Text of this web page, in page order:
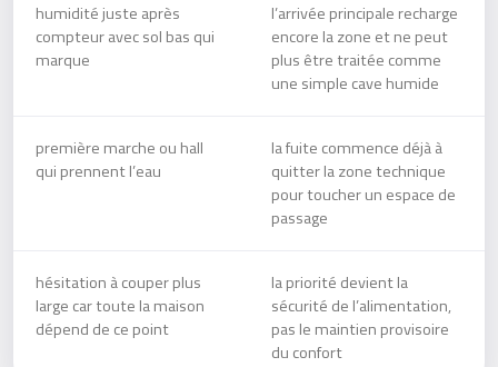
humidité juste après
compteur avec sol bas qui
marque
l’arrivée principale recharge
encore la zone et ne peut
plus être traitée comme
une simple cave humide
première marche ou hall
qui prennent l’eau
la fuite commence déjà à
quitter la zone technique
pour toucher un espace de
passage
hésitation à couper plus
large car toute la maison
dépend de ce point
la priorité devient la
sécurité de l’alimentation,
pas le maintien provisoire
du confort